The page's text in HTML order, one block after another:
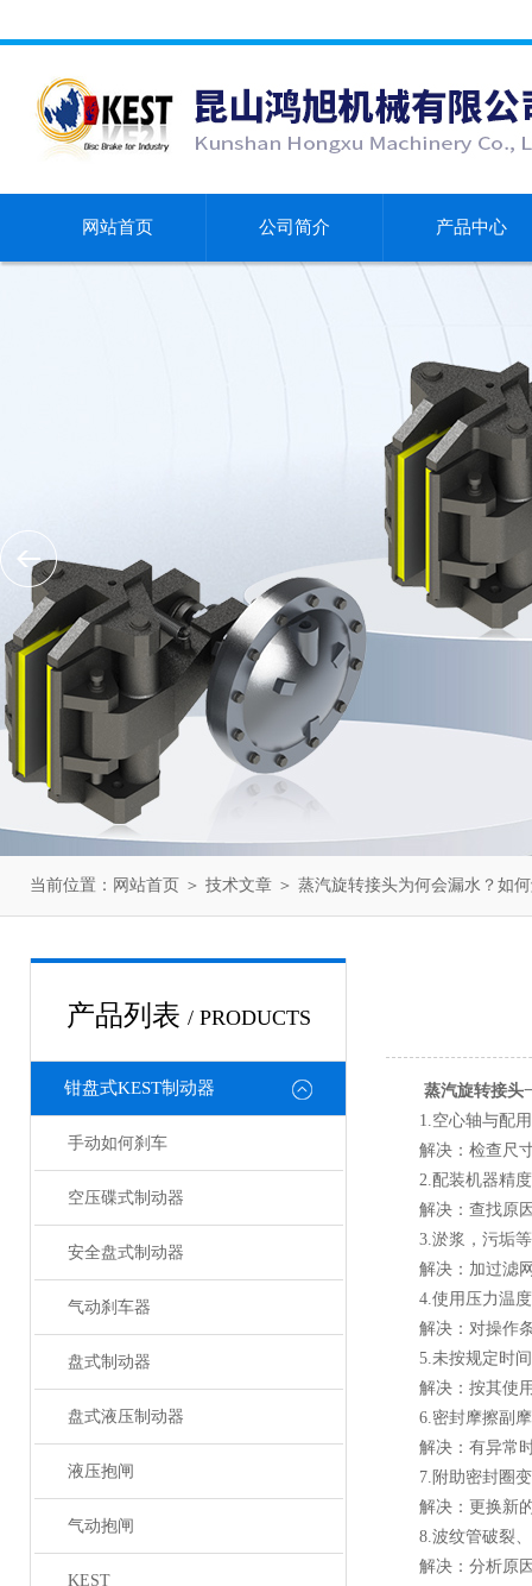
网站首页 公司简介 产品中心
当前位置： 网站首页 ＞ 技术文章 ＞ 蒸汽旋转接头为何会漏水？如
产品列表 / PRODUCTS
钳盘式KEST制动器
手动如何刹车
空压碟式制动器
安全盘式制动器
气动刹车器
盘式制动器
盘式液压制动器
液压抱闸
气动抱闸
KEST
蒸汽旋转接头
1.空心轴与配用
解决：检查尺寸
2.配装机器精度
解决：查找原因
3.淤浆，污垢等
解决：加过滤网
4.使用压力温度
解决：对操作条
​5.未按规定时间
解决：按其使用
6.密封摩擦副摩
解决：有异常时
7.附助密封圈变
解决：更换新的
8.波纹管破裂、
解决：分析原因